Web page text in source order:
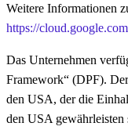
Weitere Informationen
https://
Das Unternehmen
Framework“ (DPF).
den USA, der die
den USA